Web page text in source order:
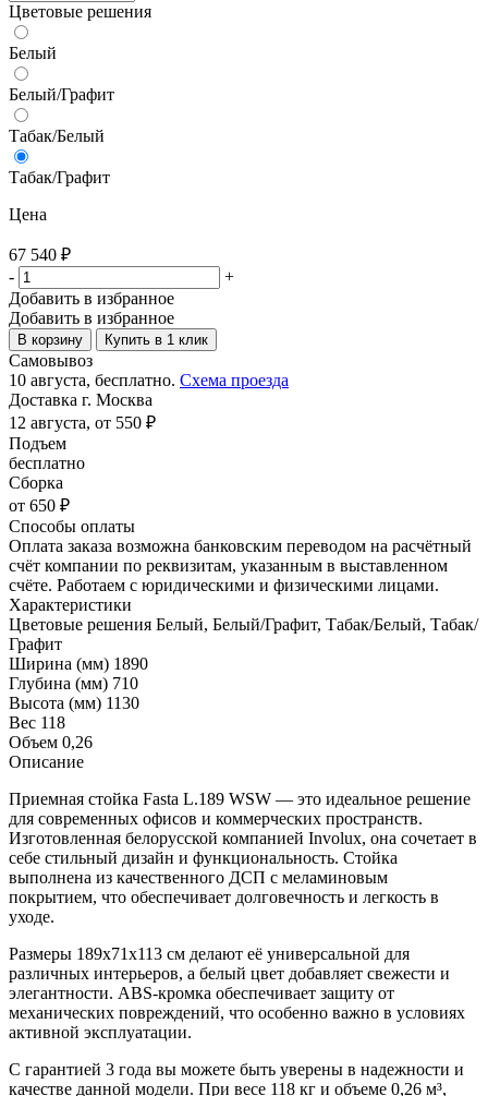
Цветовые решения
Белый
Белый/Графит
Табак/Белый
Табак/Графит
Цена
67 540 ₽
-
+
Добавить в избранное
Добавить в избранное
В корзину Купить в 1 клик
Самовывоз
10 августа, бесплатно. Схема проезда
Доставка г. Москва
12 августа, от 550 ₽
Подъем
бесплатно
Сборка
от 650 ₽
Способы оплаты
Оплата заказа возможна банковским переводом на расчётный
счёт компании по реквизитам, указанным в выставленном
счёте. Работаем с юридическими и физическими лицами.
Характеристики
Цветовые решения Белый, Белый/Графит, Табак/Белый, Табак/
Графит
Ширина (мм) 1890
Глубина (мм) 710
Высота (мм) 1130
Вес 118
Объем 0,26
Описание
Приемная стойка Fasta L.189 WSW — это идеальное решение
для современных офисов и коммерческих пространств.
Изготовленная белорусской компанией Involux, она сочетает в
себе стильный дизайн и функциональность. Стойка
выполнена из качественного ДСП с меламиновым
покрытием, что обеспечивает долговечность и легкость в
уходе.
Размеры 189х71х113 см делают её универсальной для
различных интерьеров, а белый цвет добавляет свежести и
элегантности. ABS-кромка обеспечивает защиту от
механических повреждений, что особенно важно в условиях
активной эксплуатации.
С гарантией 3 года вы можете быть уверены в надежности и
качестве данной модели. При весе 118 кг и объеме 0,26 м³,